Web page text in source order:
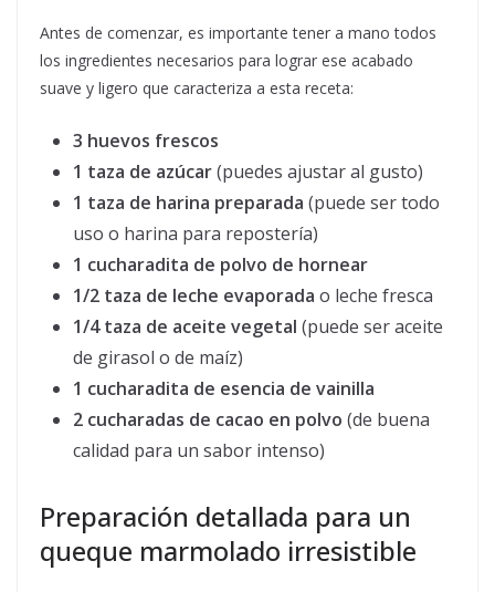
Antes de comenzar, es importante tener a mano todos
los ingredientes necesarios para lograr ese acabado
suave y ligero que caracteriza a esta receta:
3 huevos frescos
1 taza de azúcar(puedes ajustar al gusto)
1 taza de harina preparada (puede ser todo
uso o harina para repostería)
1 cucharadita de polvo de hornear
1/2 taza de leche evaporada o leche fresca
1/4 taza de aceite vegetal (puede ser aceite
de girasol o de maíz)
1 cucharadita de esencia de vainilla
2 cucharadas de cacao en polvo (de buena
calidad para un sabor intenso)
Preparación detallada para un
queque marmolado irresistible